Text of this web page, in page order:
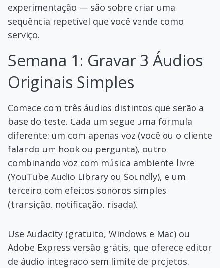
experimentação — são sobre criar uma
sequência repetível que você vende como
serviço.
Semana 1: Gravar 3 Áudios
Originais Simples
Comece com três áudios distintos que serão a
base do teste. Cada um segue uma fórmula
diferente: um com apenas voz (você ou o cliente
falando um hook ou pergunta), outro
combinando voz com música ambiente livre
(YouTube Audio Library ou Soundly), e um
terceiro com efeitos sonoros simples
(transição, notificação, risada).
Use Audacity (gratuito, Windows e Mac) ou
Adobe Express versão grátis, que oferece editor
de áudio integrado sem limite de projetos.